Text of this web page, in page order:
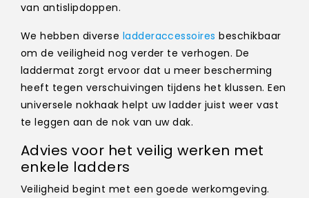
van antislipdoppen.
We hebben diverse ladderaccessoires beschikbaar
om de veiligheid nog verder te verhogen. De
laddermat zorgt ervoor dat u meer bescherming
heeft tegen verschuivingen tijdens het klussen. Een
universele nokhaak helpt uw ladder juist weer vast
te leggen aan de nok van uw dak.
Advies voor het veilig werken met
enkele ladders
Veiligheid begint met een goede werkomgeving.